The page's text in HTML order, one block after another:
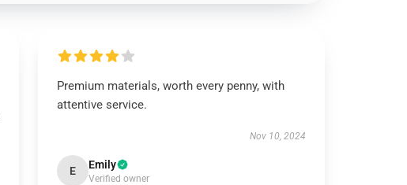
Premium materials, worth every penny, with
attentive service.
Nov 10, 2024
E Emily
Verified owner